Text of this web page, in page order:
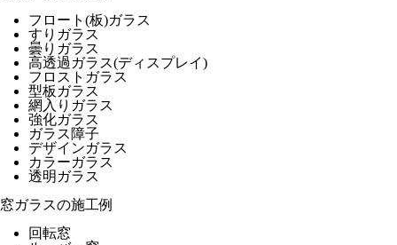
フロート(板)ガラス
すりガラス
曇りガラス
高透過ガラス(ディスプレイ)
フロストガラス
型板ガラス
網入りガラス
強化ガラス
ガラス障子
デザインガラス
カラーガラス
透明ガラス
窓ガラスの施工例
回転窓